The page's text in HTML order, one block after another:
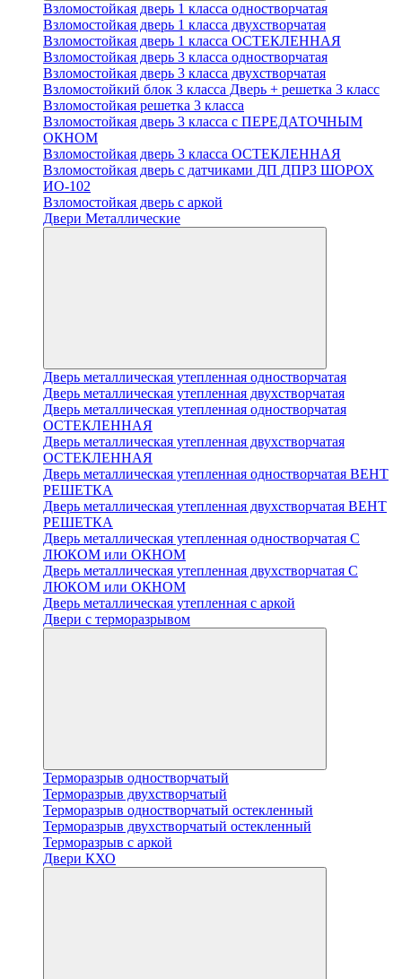
Взломостойкая дверь 1 класса одностворчатая
Взломостойкая дверь 1 класса двухстворчатая
Взломостойкая дверь 1 класса ОСТЕКЛЕННАЯ
Взломостойкая дверь 3 класса одностворчатая
Взломостойкая дверь 3 класса двухстворчатая
Взломостойкий блок 3 класса Дверь + решетка 3 класс
Взломостойкая решетка 3 класса
Взломостойкая дверь 3 класса с ПЕРЕДАТОЧНЫМ
ОКНОМ
Взломостойкая дверь 3 класса ОСТЕКЛЕННАЯ
Взломостойкая дверь с датчиками ДП ДПРЗ ШОРОХ
ИО-102
Взломостойкая дверь с аркой
Двери Металлические
Дверь металлическая утепленная одностворчатая
Дверь металлическая утепленная двухстворчатая
Дверь металлическая утепленная одностворчатая
ОСТЕКЛЕННАЯ
Дверь металлическая утепленная двухстворчатая
ОСТЕКЛЕННАЯ
Дверь металлическая утепленная одностворчатая ВЕНТ
РЕШЕТКА
Дверь металлическая утепленная двухстворчатая ВЕНТ
РЕШЕТКА
Дверь металлическая утепленная одностворчатая С
ЛЮКОМ или ОКНОМ
Дверь металлическая утепленная двухстворчатая С
ЛЮКОМ или ОКНОМ
Дверь металлическая утепленная с аркой
Двери с терморазрывом
Терморазрыв одностворчатый
Терморазрыв двухстворчатый
Терморазрыв одностворчатый остекленный
Терморазрыв двухстворчатый остекленный
Терморазрыв с аркой
Двери КХО